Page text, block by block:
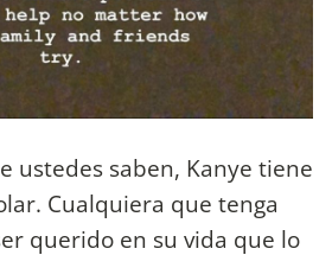
ustedes saben, Kanye tiene
Cualquiera que tenga
querido en su vida que lo